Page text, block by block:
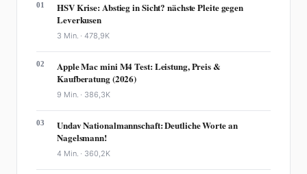
01
HSV Krise: Abstieg in Sicht? nächste Pleite gegen
Leverkusen
3 Min. ·478,9K
02
Apple Mac mini M4 Test: Leistung, Preis &
Kaufberatung (2026)
9 Min. · 386,3K
03
Undav Nationalmannschaft: Deutliche Worte an
Nagelsmann!
4 Min. · 360,2K